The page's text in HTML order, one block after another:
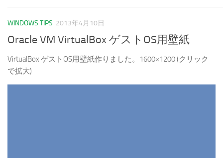
WINDOWS TIPS 2013年4月10日
Oracle VM VirtualBox ゲストOS用壁紙
VirtualBox ゲストOS用壁紙作りました。1600×1200 (クリック
で拡大)